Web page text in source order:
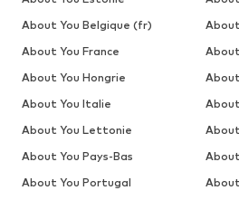
About You Belgique (fr)
About You France
About You Hongrie
About You Italie
About You Lettonie
About You Pays-Bas
About You Portugal